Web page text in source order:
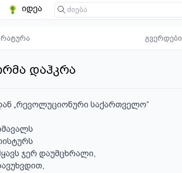
იდეა
გვერდები
დაჰკრა
„რევოლუციონური საქართველო“
ჯერ დაუმცხრალი,